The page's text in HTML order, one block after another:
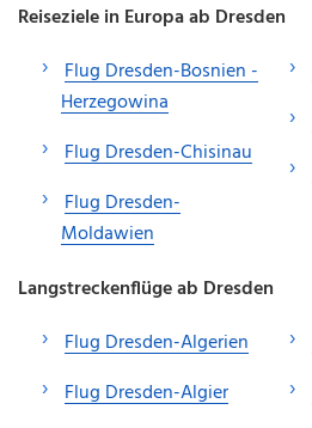
Reiseziele in Europa ab Dresden
Flug Dresden-Bosnien -
Herzegowina
Flug Dresden-Chisinau
Flug Dresden-
Moldawien
Langstreckenflüge ab Dresden
Flug Dresden-Algerien
Flug Dresden-Algier